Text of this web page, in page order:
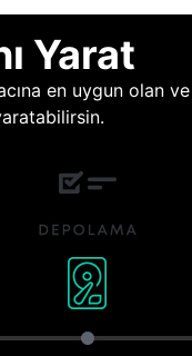
Yarat
en uygun olan